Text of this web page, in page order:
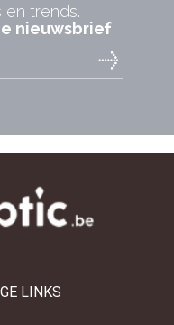
en trends.
nieuwsbrief
LINKS